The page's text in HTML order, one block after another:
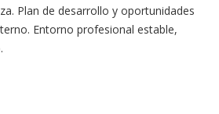
Plan de desarrollo y oportunidades
Entorno profesional estable,